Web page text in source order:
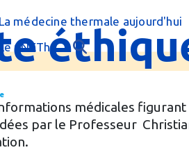
La médecine thermale aujourd'hui
C'est quoi la médecine
thermalisme en chiffres
: questions fréquentes
Le CNETh
sommes-nous ?
médicales
par le Professeur